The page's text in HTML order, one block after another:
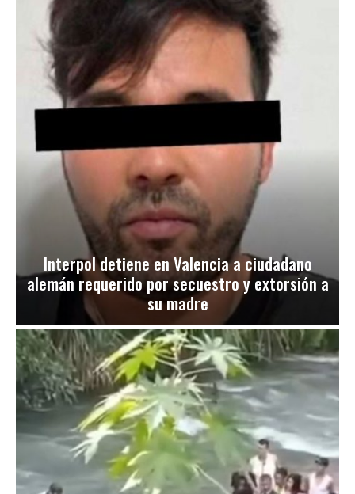
Interpol detiene en Valencia a ciudadano
alemán requerido por secuestro y extorsión a
su madre